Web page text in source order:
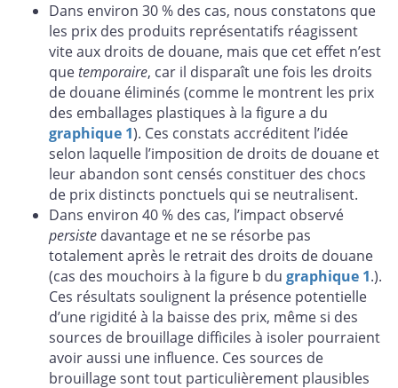
Dans environ 30 % des cas, nous constatons que
les prix des produits représentatifs réagissent
vite aux droits de douane, mais que cet effet n’est
quetemporaire, car il disparaît une fois les droits
de douane éliminés (comme le montrent les prix
des emballages plastiques à la figure a du
graphique 1). Ces constats accréditent l’idée
selon laquelle l’imposition de droits de douane et
leur abandon sont censés constituer des chocs
de prix distincts ponctuels qui se neutralisent.
Dans environ 40 % des cas, l’impact observé
persiste davantage et ne se résorbe pas
totalement après le retrait des droits de douane
(cas des mouchoirs à la figure b du graphique 1.).
Ces résultats soulignent la présence potentielle
d’une rigidité à la baisse des prix, même si des
sources de brouillage difficiles à isoler pourraient
avoir aussi une influence. Ces sources de
brouillage sont tout particulièrement plausibles